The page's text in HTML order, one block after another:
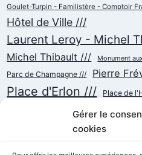
Gérer le
cookies
Goulet-Turpin - Familistère - Comptoir
Hôtel de Ville ///
Laurent Leroy - Michel
Michel Thibault /// Monument
Parc de Champagne /// Pierre
Place d'Erlon /// Place de
Place de la République /// Place du
Place du Forum/des Marchés ///